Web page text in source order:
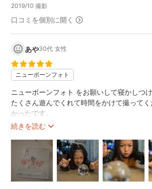
2019/10 撮影
口コミを個別に開く
あや30代 女性
ニューボーンフォト
続きを読む
ニューボーンフォト をお願いして寝かしつ
たくさん遊んでくれて時間をかけて撮って
かったです。
娘もすごく喜んでいました。